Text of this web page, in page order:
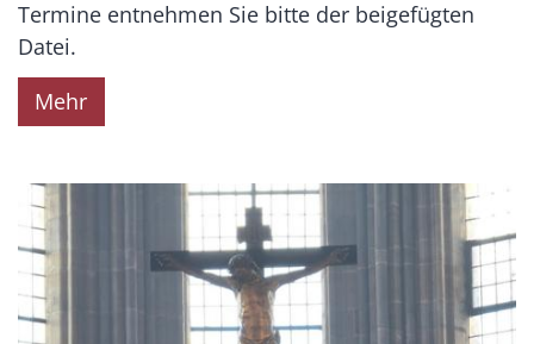
Termine entnehmen Sie bitte der beigefügten
Datei.
Mehr